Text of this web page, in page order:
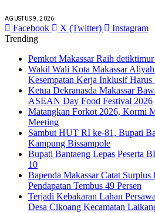
AGUSTUS 9, 2026
Facebook X (Twitter)
Instagram
Trending
Pemkot Makassar Raih
Wakil Wali Kota Makassar
Kesempatan Kerja Inklusif Harus
Ketua Dekranasda Makassar
ASEAN Day Food Festival 2026
Matangkan Forkot 2026, Kormi
Meeting
Sambut HUT RI ke-81, Bupati
Kampung Bissampole
Bupati Bantaeng Lepas Peserta
10
Bapenda Makassar Catat
Pendapatan Tembus 49 Persen
Terjadi Kebakaran Lahan
Desa Cikoang Kecamatan